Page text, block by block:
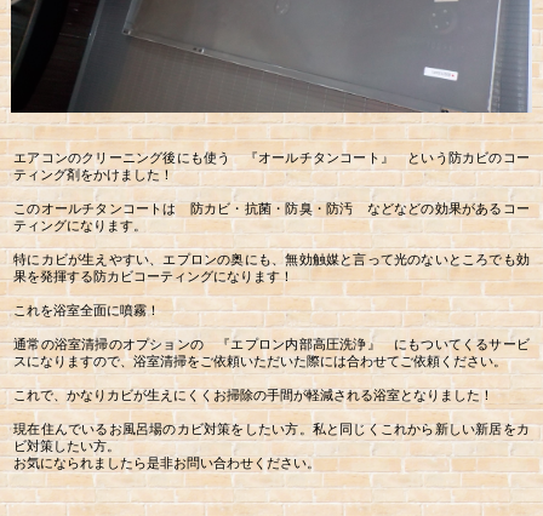
エアコンのクリーニング後にも使う 『オールチタンコート』 という防カビのコー
ティング剤をかけました！
このオールチタンコートは 防カビ・抗菌・防臭・防汚 などなどの効果があるコー
ティングになります。
特にカビが生えやすい、エプロンの奥にも、無効触媒と言って光のないところでも効
果を発揮する防カビコーティングになります！
これを浴室全面に噴霧！
通常の浴室清掃のオプションの 『エプロン内部高圧洗浄』 にもついてくるサービ
スになりますので、浴室清掃をご依頼いただいた際には合わせてご依頼ください。
これで、かなりカビが生えにくくお掃除の手間が軽減される浴室となりました！
現在住んでいるお風呂場のカビ対策をしたい方。私と同じくこれから新しい新居をカ
ビ対策したい方。
お気になられましたら是非お問い合わせください。